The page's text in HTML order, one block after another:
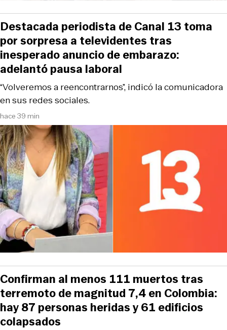
hace 39 min
“Volveremos a reencontrarnos”, indicó la comunicadora
en sus redes sociales.
Destacada periodista de Canal 13 toma
por sorpresa a televidentes tras
inesperado anuncio de embarazo:
adelantó pausa laboral
Confirman al menos 111 muertos tras
terremoto de magnitud 7,4 en Colombia:
hay 87 personas heridas y 61 edificios
colapsados